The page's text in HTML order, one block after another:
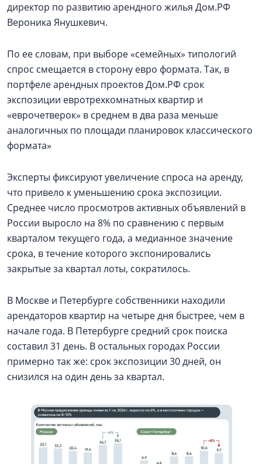
директор по развитию арендного жилья Дом.РФ
Вероника Янушкевич.
По ее словам, при выборе «семейных» типологий
спрос смещается в сторону евро формата. Так, в
портфеле арендных проектов Дом.РФ срок
экспозиции евротрехкомнатных квартир и
«еврочетверок» в среднем в два раза меньше
аналогичных по площади планировок классического
формата»
Эксперты фиксируют увеличение спроса на аренду,
что привело к уменьшению срока экспозиции.
Среднее число просмотров активных объявлений в
России выросло на 8% по сравнению с первым
кварталом текущего года, а медианное значение
срока, в течение которого экспонировались
закрытые за квартал лоты, сократилось.
В Москве и Петербурге собственники находили
арендаторов квартир на четыре дня быстрее, чем в
начале года. В Петербурге средний срок поиска
составил 31 день. В остальных городах России
примерно так же: срок экспозиции 30 дней, он
снизился на один день за квартал.